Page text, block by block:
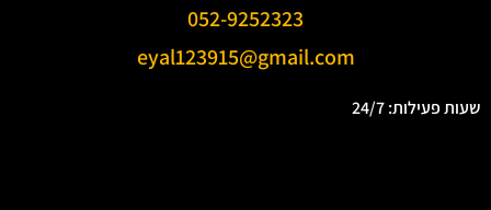
052-9252323
eyal123915@gmail.com
שעות פעילות: 24/7